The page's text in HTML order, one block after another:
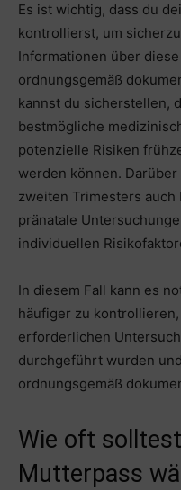
Es ist wichtig, dass du
kontrollierst, um
Informationen über
ordnungsgemäß
kannst du sicherstellen,
bestmögliche
potenzielle Risiken
werden können.
zweiten Trimesters
pränatale
individuellen
In diesem Fall kann es
häufiger zu
erforderlichen
durchgeführt wurden
ordnungsgemäß
Wie oft
Mutterpass